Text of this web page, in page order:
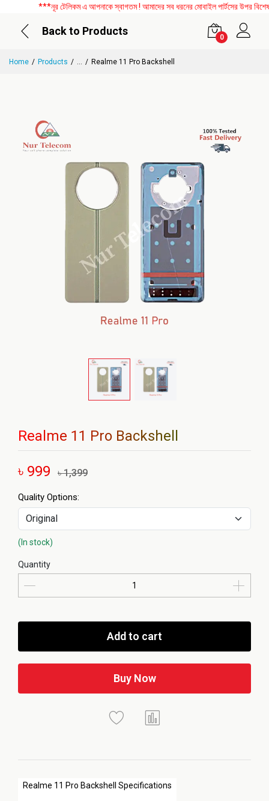
***নূর টেলিকম এ আপনাকে স্বাগতম ! আমাদের সব ধরনের মোবাইল পার্টসের উপর
Back to Products
0
Home Products ... Realme 11 Pro Backshell
Realme 11 Pro Backshell
৳ 999 ৳ 1,399
Realme 11 Pro Backshell Specifications
Quality Options:
(In stock)
Quantity
Add to cart
Buy Now